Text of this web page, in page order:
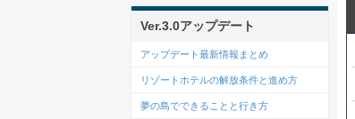
Ver.3.0アップデート
アップデート最新情報まとめ
リゾートホテルの解放条件と進め方
夢の島でできることと行き方